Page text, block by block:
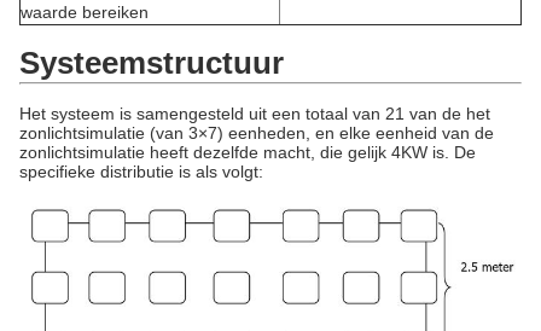
waarde bereiken
Systeemstructuur
Het systeem is samengesteld uit een totaal van 21 van de het
zonlichtsimulatie (van 3×7) eenheden, en elke eenheid van de
zonlichtsimulatie heeft dezelfde macht, die gelijk 4KW is. De
specifieke distributie is als volgt: